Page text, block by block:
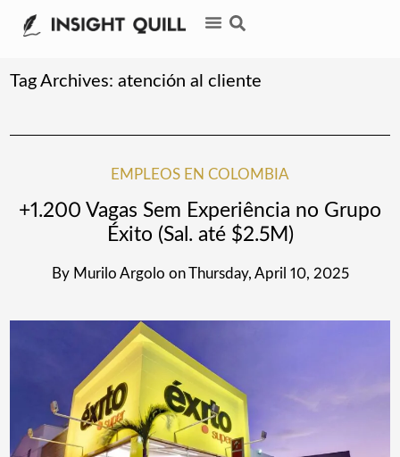
Tag Archives:atención al cliente
EMPLEOS EN COLOMBIA
+1.200 Vagas Sem Experiência no Grupo
Éxito (Sal. até $2.5M)
By Murilo Argolo on Thursday, April 10, 2025